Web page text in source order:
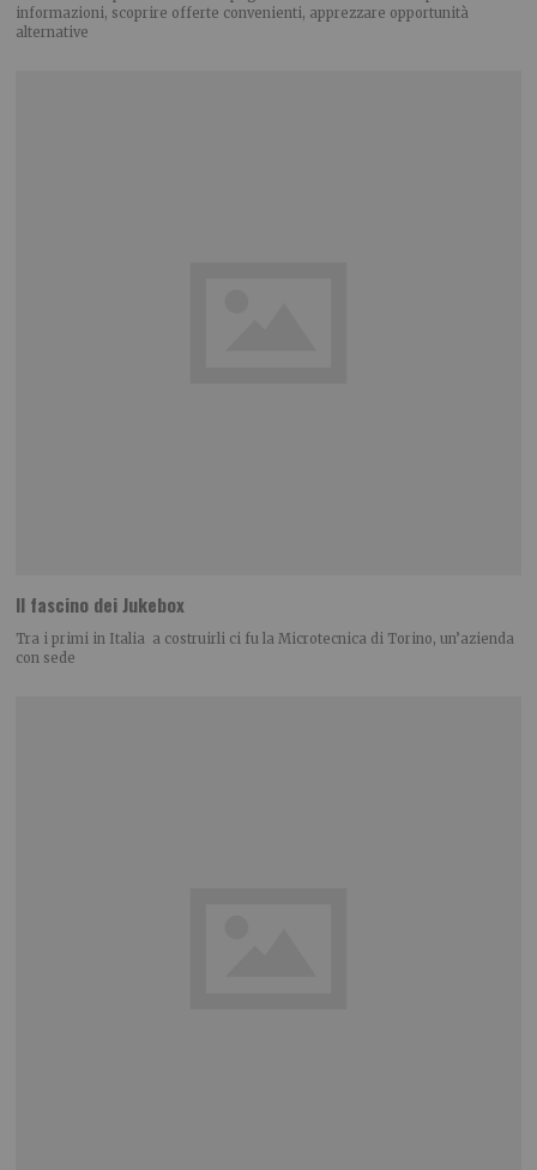
informazioni, scoprire offerte convenienti, apprezzare opportunità
alternative
Il fascino dei Jukebox
Tra i primi in Italia a costruirli ci fu la Microtecnica di Torino, un’azienda
con sede